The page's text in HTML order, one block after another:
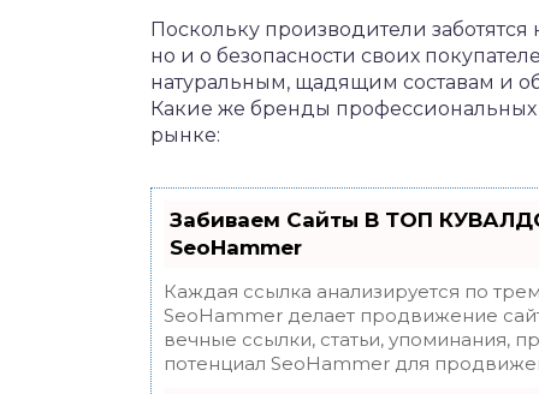
Поскольку производители
но и о безопасности своих
натуральным, щадящим составам и
Какие же бренды профессиональных
рынке:
Забиваем Сайты В ТОП
SeoHammer
Каждая ссылка анализируется по
SeoHammer делает продвижение
вечные ссылки, статьи, упоминания,
потенциал SeoHammer для